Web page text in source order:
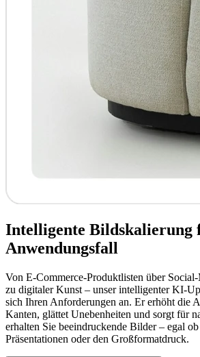
Intelligente Bildskalierung
Anwendungsfall
Von E-Commerce-Produktlisten über
zu digitaler Kunst – unser intelligenter KI-
sich Ihren Anforderungen an. Er erhöht die
Kanten, glättet Unebenheiten und sorgt für
erhalten Sie beeindruckende Bilder – egal
Präsentationen oder den Großformatdruck.